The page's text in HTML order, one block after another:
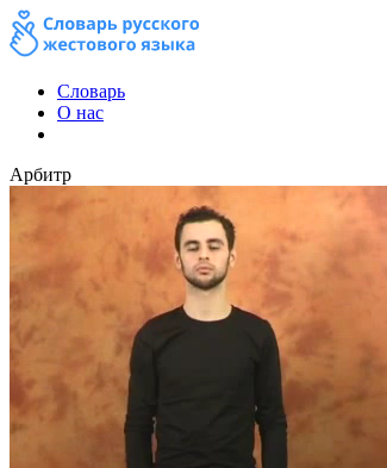
Словарь
О нас
Арбитр